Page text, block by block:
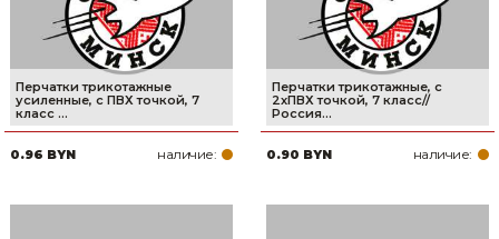
Перчатки трикотажные
усиленные, с ПВХ точкой, 7
класс ...
0.96 BYN наличие:
Перчатки трикотажные, с
2хПВХ точкой, 7 класс//
Россия...
0.90 BYN наличие: